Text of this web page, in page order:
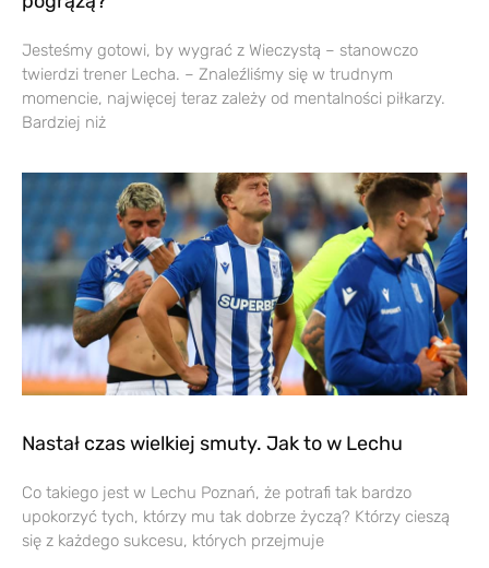
Jesteśmy gotowi, by wygrać z Wieczystą – stanowczo
twierdzi trener Lecha. – Znaleźliśmy się w trudnym
momencie, najwięcej teraz zależy od mentalności piłkarzy.
Bardziej niż
Nastał czas wielkiej smuty. Jak to w Lechu
Co takiego jest w Lechu Poznań, że potrafi tak bardzo
upokorzyć tych, którzy mu tak dobrze życzą? Którzy cieszą
się z każdego sukcesu, których przejmuje